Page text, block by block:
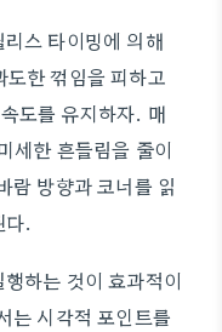
스 타이밍에 의해
한 꺾임을 피하고
도를 유지하자. 매
세한 흔들림을 줄이
람 방향과 코너를 읽
다.
하는 것이 효과적이
는 시각적 포인트를